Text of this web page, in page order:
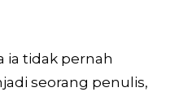
ia tidak pernah
seorang penulis,